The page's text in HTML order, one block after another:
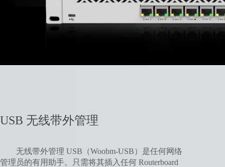
USB 无线带外管理
无线带外管理 USB（Woobm-USB）是任何网络
管理员的有用助手。只需将其插入任何 Routerboard